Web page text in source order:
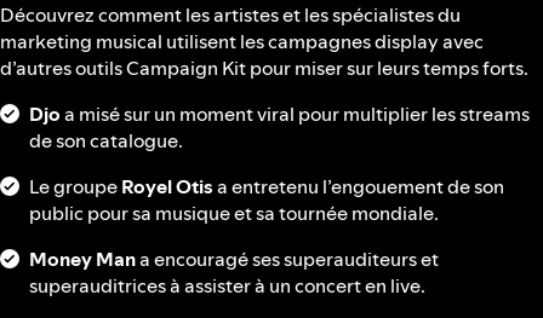
Découvrez comment les artistes et les spécialistes du
marketing musical utilisent les campagnes display avec
d’autres outils Campaign Kit pour miser sur leurs temps forts.
Djoa misé sur un moment viral pour multiplier les streams
de son catalogue.
Le groupeRoyel Otisa entretenu l’engouement de son
public pour sa musique et sa tournée mondiale.
Money Mana encouragé ses superauditeurs et
superauditrices à assister à un concert en live.